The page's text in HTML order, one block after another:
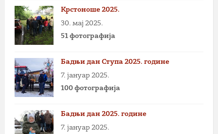
Крстоноше 2025.
30. мај 2025.
51 фотографија
Бадњи дан Ступа 2025. године
7. јануар 2025.
100 фотографија
Бадњи дан 2025. године
7. јануар 2025.